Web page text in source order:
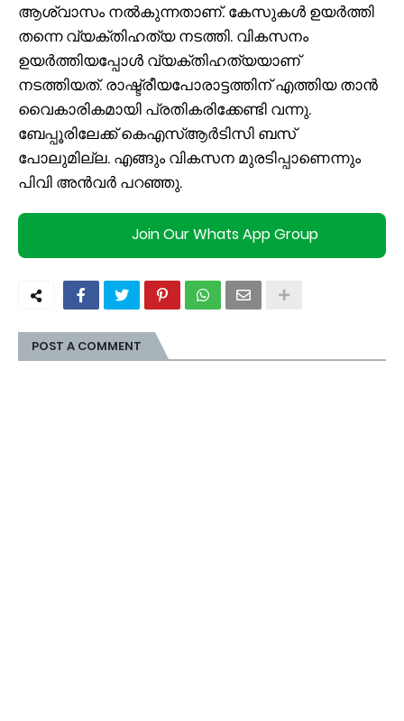
ആശ്വാസം നൽകുന്നതാണ്. കേസുകൾ ഉയർത്തി
തന്നെ വ്യക്തിഹത്യ നടത്തി. വികസനം
ഉയർത്തിയപ്പോൾ വ്യക്തിഹത്യയാണ്
നടത്തിയത്. രാഷ്ട്രീയപോരാട്ടത്തിന് എത്തിയ താൻ
വൈകാരികമായി പ്രതികരിക്കേണ്ടി വന്നു.
ബേപ്പൂരിലേക്ക് കെഎസ്ആർടിസി ബസ്
പോലുമില്ല. എങ്ങും വികസന മുരടിപ്പാണെന്നും
പിവി അൻവർ പറഞ്ഞു.
Join Our Whats App Group
POST A COMMENT